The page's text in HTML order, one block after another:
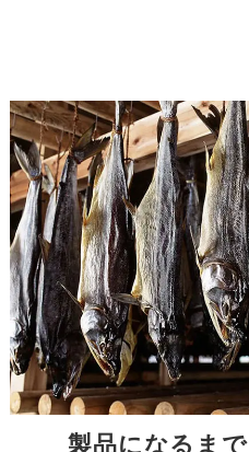
製品になるま